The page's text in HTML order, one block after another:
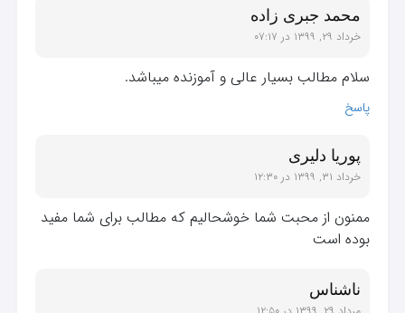
محمد جبری زاده
خرداد ۲۹, ۱۳۹۹ در ۰۷:۱۷
سلام مطالب بسیار عالی و آموزنده میباشد.
پاسخ
پوریا دلیری
خرداد ۳۱, ۱۳۹۹ در ۱۲:۳۰
ممنون از محبت شما خوشحالیم که مطالب برای شما مفید
بوده است
ناشناس